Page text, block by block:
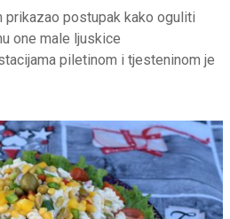
prikazao postupak kako oguliti
one male ljuskice
piletinom i tjesteninom je